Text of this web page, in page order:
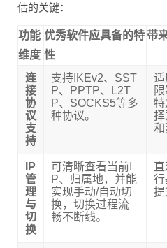
估的关键：
功能
维度
优秀软件应具备的特
性
带
连
接
协
议
支
持
支持IKEv2、SST
P、PPTP、L2T
P、SOCKS5等多
种协议。
适
特
择
和
IP
管
理
与
切
换
可清晰查看当前I
P、归属地，并能
实现手动/自动切
换，切换过程流
畅不断线。
行
提